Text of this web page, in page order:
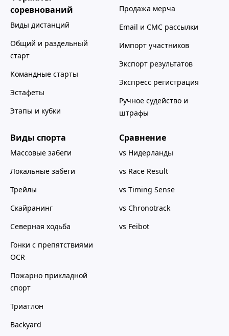
соревнований
Виды дистанций
Общий и раздельный
старт
Командные старты
Эстафеты
Этапы и кубки
Продажа мерча
Email и СМС рассылки
Импорт участников
Экспорт результатов
Экспресс регистрация
Ручное судейство и
штрафы
Виды спорта
Массовые забеги
Локальные забеги
Трейлы
Скайранинг
Северная ходьба
Гонки с препятствиями
OCR
Пожарно прикладной
спорт
Триатлон
Backyard
Сравнение
vs Нидерланды
vs Race Result
vs Timing Sense
vs Chronotrack
vs Feibot